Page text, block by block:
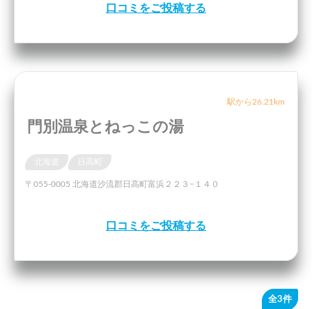
口コミをご投稿する
駅から26.21km
門別温泉とねっこの湯
〒055-0005 北海道沙流郡日高町富浜２２３−１４０
口コミをご投稿する
全3件